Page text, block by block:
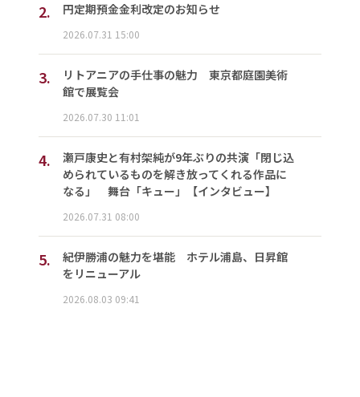
2. 円定期預金金利改定のお知らせ
2026.07.31 15:00
3.
リトアニアの手仕事の魅力 東京都庭園美術
館で展覧会
2026.07.30 11:01
4.
瀬戸康史と有村架純が9年ぶりの共演「閉じ込
められているものを解き放ってくれる作品に
なる」 舞台「キュー」【インタビュー】
2026.07.31 08:00
5.
紀伊勝浦の魅力を堪能 ホテル浦島、日昇館
をリニューアル
2026.08.03 09:41